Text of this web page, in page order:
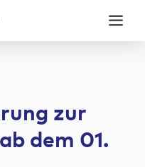
zur
dem 01.